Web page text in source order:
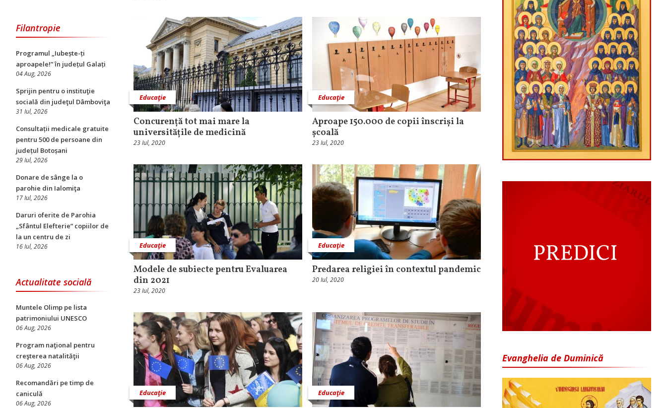
Filantropie
Programul „Iubește-ți
aproapele!” în județul Galați
04 Aug, 2026
Sprijin pentru o instituţie
socială din judeţul Dâmboviţa
31 Iul, 2026
Consultații medicale gratuite
pentru 500 de persoane din
județul Botoșani
29 Iul, 2026
Donare de sânge la o
parohie din Ialomiţa
17 Iul, 2026
Daruri oferite de Parohia
„Sfântul Elefterie” copiilor de
la un centru de zi
16 Iul, 2026
Actualitate socială
Muntele Olimp pe lista
patrimoniului UNESCO
06 Aug, 2026
Program naţional pentru
creşterea natalităţii
06 Aug, 2026
Recomandări pe timp de
caniculă
06 Aug, 2026
Educaţie
Concurență tot mai mare la
universitățile de medicină
23 Iul, 2020
Educaţie
Aproape 150.000 de copii înscriși la
școală
23 Iul, 2020
Educaţie
Modele de subiecte pentru Evaluarea
din 2021
23 Iul, 2020
Educaţie
Predarea religiei în contextul pandemic
20 Iul, 2020
Educaţie Educaţie
Evanghelia de Duminică